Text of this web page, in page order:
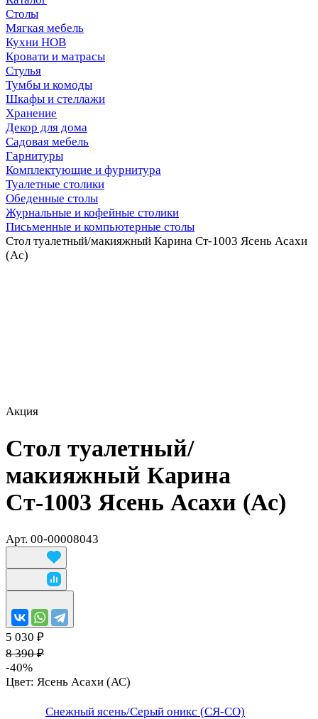
Столы
Мягкая мебель
Кухни НОВ
Кровати и матрасы
Стулья
Тумбы и комоды
Шкафы и стеллажи
Хранение
Декор для дома
Садовая мебель
Гарнитуры
Комплектующие и фурнитура
Туалетные столики
Обеденные столы
Журнальные и кофейные столики
Письменные и компьютерные столы
Стол туалетный/макияжный Карина Ст-1003 Ясень Асахи
(Ас)
Акция
Стол туалетный/
макияжный Карина
Ст-1003 Ясень Асахи (Ас)
Арт. 00-00008043
5 030 ₽
8 390 ₽
-40%
Цвет: Ясень Асахи (АС)
Снежный ясень/Серый оникс (СЯ-СО)